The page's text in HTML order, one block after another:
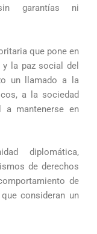
garantías ni
que pone en
la paz social del
un llamado a la
a la sociedad
mantenerse en
diplomática,
de derechos
de
consideran un